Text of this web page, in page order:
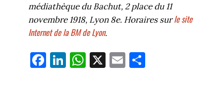
médiathèque du Bachut, 2 place du 11
novembre 1918, Lyon 8e. Horaires surle site
Internet de la BM de Lyon.
Fa
ce
Li
nk
W
ha
X E
m
Pa